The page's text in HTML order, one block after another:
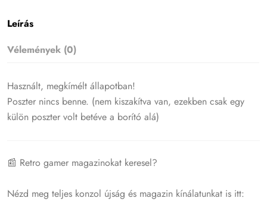
Leírás
Vélemények (0)
Használt, megkímélt állapotban!
Poszter nincs benne. (nem kiszakítva van, ezekben csak egy
külön poszter volt betéve a borító alá)
📰 Retro gamer magazinokat keresel?
Nézd meg teljes konzol újság és magazin kínálatunkat is itt: